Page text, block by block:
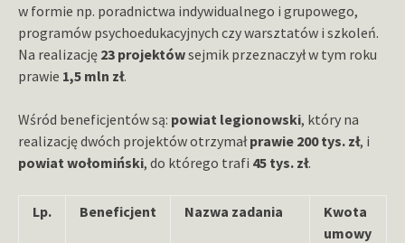
w formie np. poradnictwa indywidualnego i grupowego,
programów psychoedukacyjnych czy warsztatów i szkoleń.
Na realizację 23 projektówsejmik przeznaczył w tym roku
prawie 1,5 mln zł.
Wśród beneficjentów są: powiat legionowski, który na
realizację dwóch projektów otrzymałprawie 200 tys. zł, i
powiat wołomiński, do którego trafi 45 tys. zł.
Lp. Beneficjent Nazwa zadania
Kwota
umowy